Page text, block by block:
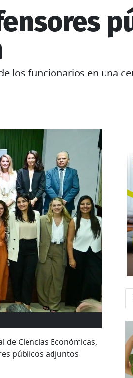
los funcionarios en una
de Ciencias Económicas,
públicos adjuntos